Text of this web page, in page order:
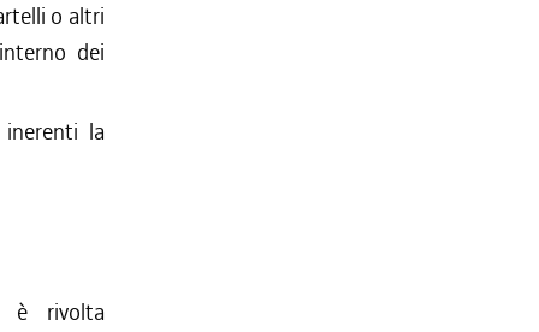
o altri
dei
la
è rivolta